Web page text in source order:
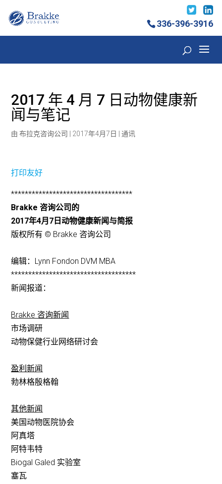
336-396-3916
2017 年 4 月 7 日动物健康新
闻与笔记
由布拉克咨询公司 2017年4月7日 |通讯
打印友好
***********************************
Brakke 咨询公司的
2017年4月7日动物健康新闻与简报
版权所有 © Brakke 咨询公司
编辑：Lynn Fondon DVM MBA
************************************
新闻报道：
Brakke 咨询新闻
市场调研
动物保健行业网络研讨会
盈利新闻
勃林格殷格翰
其他新闻
美国动物医院协会
阿真塔
阿特韦特
Biogal Galed 实验室
塞瓦